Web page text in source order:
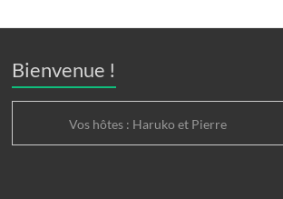
Bienvenue !
Vos hôtes : Haruko et Pierre